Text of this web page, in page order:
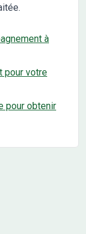
à
pour votre
pour obtenir